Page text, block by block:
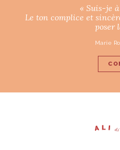
« Suis-je
Le ton complice et
poser
Marie